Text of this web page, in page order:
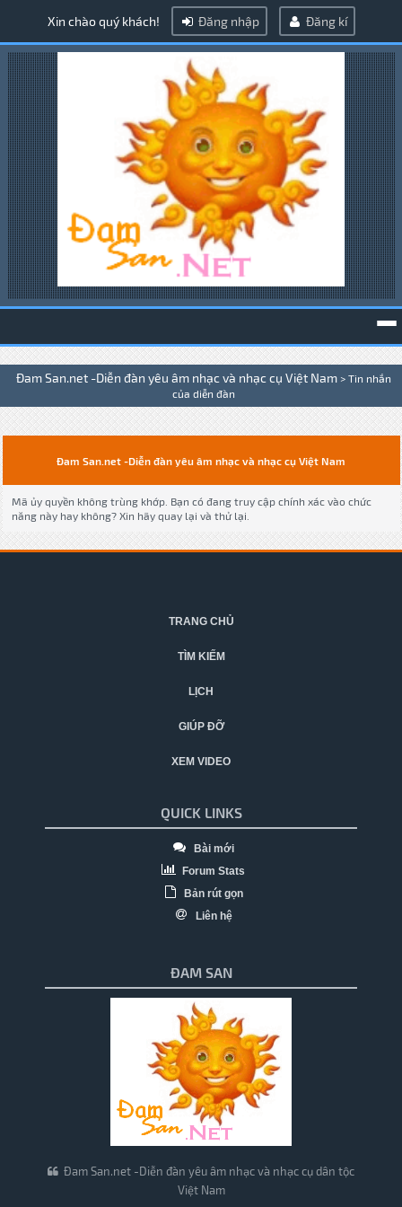
Xin chào quý khách! Đăng nhập Đăng kí
Đam San.net -Diễn đàn yêu âm nhạc và nhạc cụ Việt Nam > Tin nhắn
của diễn đàn
Đam San.net -Diễn đàn yêu âm nhạc và nhạc cụ Việt Nam
Mã ủy quyền không trùng khớp. Bạn có đang truy cập chính xác vào chức
năng này hay không? Xin hãy quay lại và thử lại.
TRANG CHỦ
TÌM KIẾM
LỊCH
GIÚP ĐỠ
XEM VIDEO
QUICK LINKS
Bài mới
Forum Stats
Bản rút gọn
Liên hệ
ĐAM SAN
Đam San.net -Diễn đàn yêu âm nhạc và nhạc cụ dân tộc
Việt Nam